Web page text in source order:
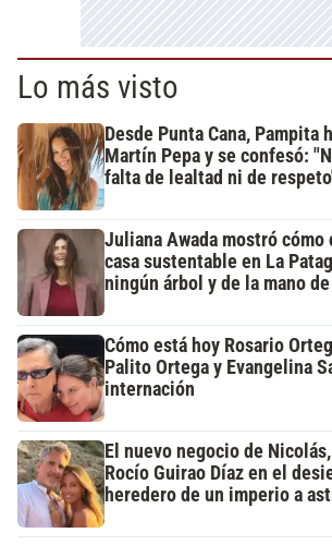
Lo más visto
Desde Punta Cana, Pampita
Martín Pepa y se confesó:
falta de lealtad ni de
Juliana Awada mostró cómo
casa sustentable en La
ningún árbol y de la mano
Cómo está hoy Rosario
Palito Ortega y Evangelina
internación
El nuevo negocio de
Rocío Guirao Díaz en el
heredero de un imperio a